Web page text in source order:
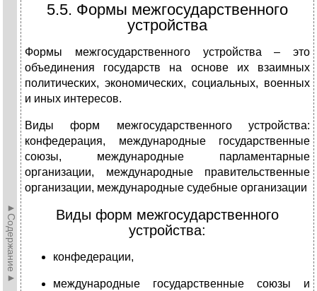
►Содержание►
5.5. Формы межгосударственного
устройства
Формы межгосударственного устройства – это
объединения государств на основе их взаимных
политических, экономических, социальных, военных
и иных интересов.
Виды форм межгосударственного устройства:
конфедерация, международные государственные
союзы, международные парламентарные
организации, международные правительственные
организации, международные судебные организации
Виды форм межгосударственного
устройства:
конфедерации,
международные государственные союзы и